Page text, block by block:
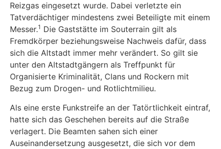
Reizgas eingesetzt wurde. Dabei verletzte ein
Tatverdächtiger mindestens zwei Beteiligte mit einem
Messer.1 Die Gaststätte im Souterrain gilt als
Fremdkörper beziehungsweise Nachweis dafür, dass
sich die Altstadt immer mehr verändert. So gilt sie
unter den Altstadtgängern als Treffpunkt für
Organisierte Kriminalität, Clans und Rockern mit
Bezug zum Drogen- und Rotlichtmilieu.
Als eine erste Funkstreife an der Tatörtlichkeit eintraf,
hatte sich das Geschehen bereits auf die Straße
verlagert. Die Beamten sahen sich einer
Auseinandersetzung ausgesetzt, die sich vor dem